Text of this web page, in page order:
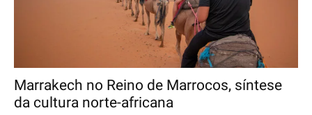
Marrakech no Reino de Marrocos, síntese
da cultura norte-africana